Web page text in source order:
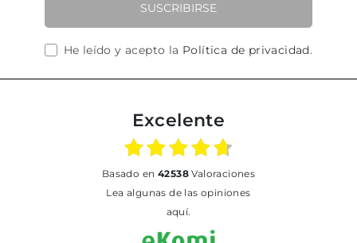
SUSCRIBIRSE
He leído y acepto la Política de privacidad.
Excelente
basado en 42538Valoraciones
Lea algunas de las opiniones
aquí.